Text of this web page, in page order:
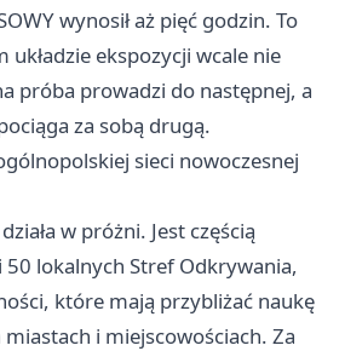
wynosił aż pięć godzin. To
układzie ekspozycji wcale nie
próba prowadzi do następnej, a
za sobą drugą.
sieci nowoczesnej
w próżni. Jest częścią
lokalnych Stref Odkrywania,
które mają przybliżać naukę
i miejscowościach. Za